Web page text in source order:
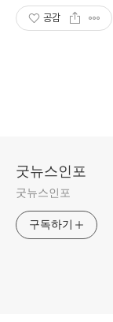
공감
굿뉴스인포
굿뉴스인포
구독하기